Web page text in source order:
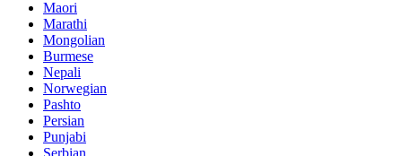
Maori
Marathi
Mongolian
Burmese
Nepali
Norwegian
Pashto
Persian
Punjabi
Serbian